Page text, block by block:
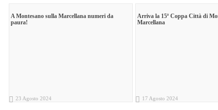
A Montesano sulla Marcellana numeri da
paura!
23 Agosto 2024
Arriva la 15ª Coppa Città di
Marcellana
17 Agosto 2024